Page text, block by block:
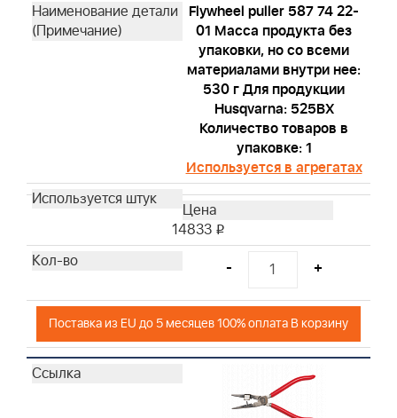
Flywheel puller 587 74 22-
01 Масса продукта без
упаковки, но со всеми
материалами внутри нее:
530 г Для продукции
Husqvarna: 525BX
Количество товаров в
упаковке: 1
Используется в агрегатах
14833 i
- +
Поставка из EU до 5 месяцев 100% оплата В корзину